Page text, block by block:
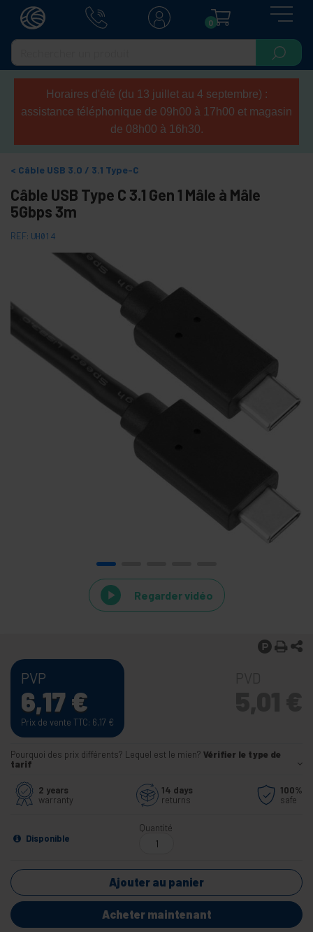
0
Horaires d'été (du 13 juillet au 4 septembre) :
assistance téléphonique de 09h00 à 17h00 et magasin
de 08h00 à 16h30.
Câble USB 3.0 / 3.1 Type-C
Câble USB Type C 3.1 Gen 1 Mâle à Mâle
5Gbps 3m
REF: UH014
Regarder vidéo
PVP
6,17€
Prix de vente TTC: 6,17 €
Pourquoi des prix différents? Lequel est le mien? Vérifier le type de
tarif
2 years
warranty
14 days
returns
100%
safe
Disponible
Quantité
Ajouter au panier
Acheter maintenant